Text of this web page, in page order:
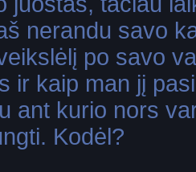
nerandu savo
po savo
ir kaip man jį
ant kurio nors
Kodėl?